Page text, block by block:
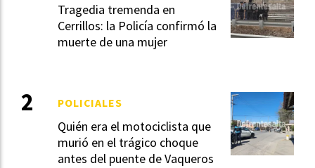
Tragedia tremenda en
Cerrillos: la Policía confirmó la
muerte de una mujer
Quién era el motociclista que
murió en el trágico choque
antes del puente de Vaqueros
POLICIALES